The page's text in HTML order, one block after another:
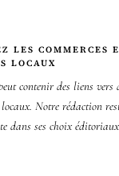
LES COMMERCES
LOCAUX
contenir des liens vers
Notre rédaction
dans ses choix